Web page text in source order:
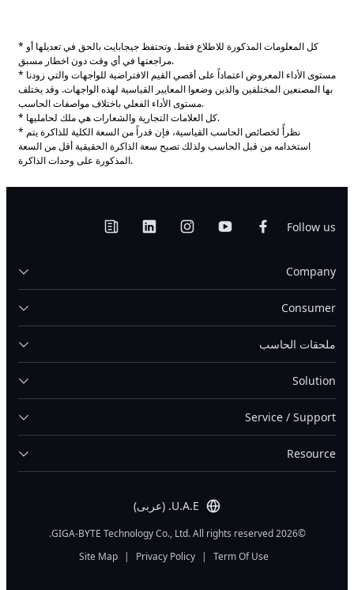
* كل المعلومات المذكورة للاطلاع فقط. وتحتفظ جيجابايت بالحق في تعديلها أو
* مستوى الأداء المعروض اعتماداً على أقصي القيم الافتراضية للواجهات والتي زودنا
بها المصنعين المختلفين والذين وضعوا المعايير القياسية لهذه الواجهات. وقد يختلف
* نظرأً لخصائص الحاسب القياسية، فإن قدراً من السعة الكلية للذاكرة يتم
استخدامه من قبل الحاسب ولذلك تصبح سعة الذاكرة الحقيقية أقل من السعة
Follow us
U.A.E. (عربى)
Company
Consumer
ملحقات الحاسب
Solution
Service / Support
Resource
©2026 GIGA-BYTE Technology Co., Ltd. All rights reserved.
Term Of Use
Privacy Policy
Site Map